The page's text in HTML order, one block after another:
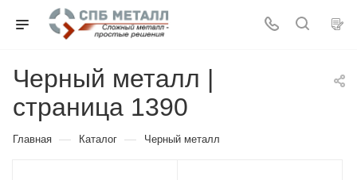
Черный металл |
страница 1390
Главная — Каталог — Черный металл